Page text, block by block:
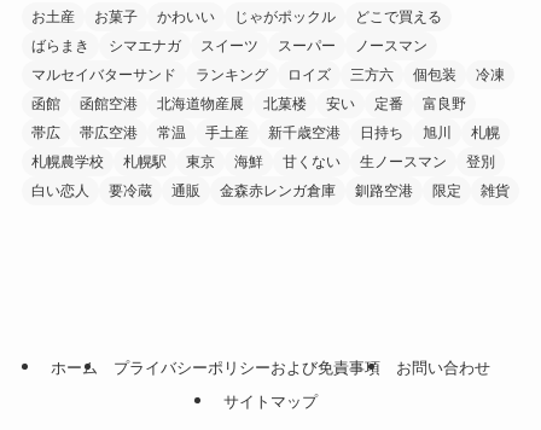
お土産 お菓子 かわいい じゃがポックル
どこで買える
ばらまき
シマエナガ スイーツ スーパー
ノースマン
マルセイバターサンド
ランキング ロイズ 三方六 個包装
冷凍
函館
函館空港 北海道物産展 北菓楼 安い 定番
富良野
帯広
帯広空港 常温 手土産 新千歳空港 日持ち 旭川
札幌
札幌農学校
札幌駅 東京 海鮮 甘くない 生ノースマン
登別
白い恋人
要冷蔵 通販 金森赤レンガ倉庫 釧路空港 限定 雑貨
ホーム プライバシーポリシーおよび免責事項
お問い合わせ
サイトマップ